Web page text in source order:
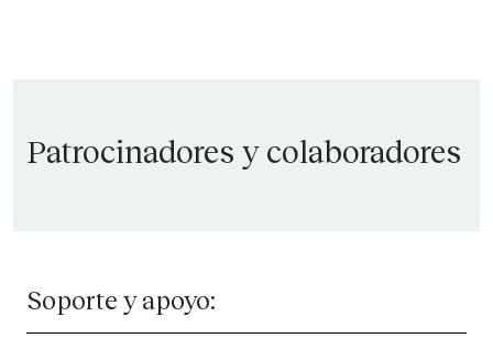
Patrocinadores y colaboradores
Soporte y apoyo: